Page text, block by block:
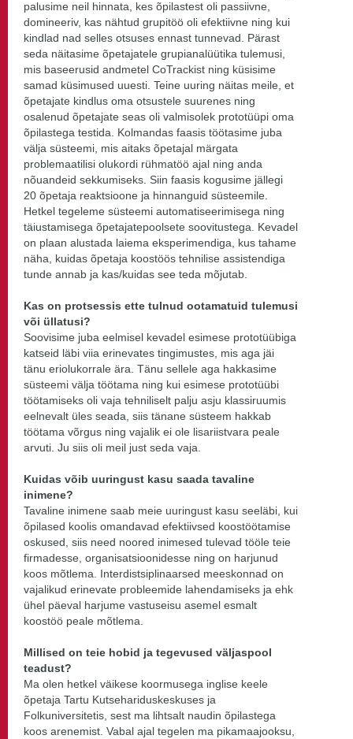
palusime neil hinnata, kes õpilastest oli passiivne,
domineeriv, kas nähtud grupitöö oli efektiivne ning kui
kindlad nad selles otsuses ennast tunnevad. Pärast
seda näitasime õpetajatele grupianalüütika tulemusi,
mis baseerusid andmetel CoTrackist ning küsisime
samad küsimused uuesti. Teine uuring näitas meile, et
õpetajate kindlus oma otsustele suurenes ning
osalenud õpetajate seas oli valmisolek prototüüpi oma
õpilastega testida. Kolmandas faasis töötasime juba
välja süsteemi, mis aitaks õpetajal märgata
problemaatilisi olukordi rühmatöö ajal ning anda
nõuandeid sekkumiseks. Siin faasis kogusime jällegi
20 õpetaja reaktsioone ja hinnanguid süsteemile.
Hetkel tegeleme süsteemi automatiseerimisega ning
täiustamisega õpetajatepoolsete soovitustega. Kevadel
on plaan alustada laiema eksperimendiga, kus tahame
näha, kuidas õpetaja koostöös tehnilise assistendiga
tunde annab ja kas/kuidas see teda mõjutab.
Kas on protsessis ette tulnud ootamatuid tulemusi
või üllatusi?
Soovisime juba eelmisel kevadel esimese prototüübiga
katseid läbi viia erinevates tingimustes, mis aga jäi
tänu eriolukorrale ära. Tänu sellele aga hakkasime
süsteemi välja töötama ning kui esimese prototüübi
töötamiseks oli vaja tehniliselt palju asju klassiruumis
eelnevalt üles seada, siis tänane süsteem hakkab
töötama võrgus ning vajalik ei ole lisariistvara peale
arvuti. Ju siis oli meil just seda vaja.
Kuidas võib uuringust kasu saada tavaline
inimene?
Tavaline inimene saab meie uuringust kasu seeläbi, kui
õpilased koolis omandavad efektiivsed koostöötamise
oskused, siis need noored inimesed tulevad tööle teie
firmadesse, organisatsioonidesse ning on harjunud
koos mõtlema. Interdistsiplinaarsed meeskonnad on
vajalikud erinevate probleemide lahendamiseks ja ehk
ühel päeval harjume vastuseisu asemel esmalt
koostöö peale mõtlema.
Millised on teie hobid ja tegevused väljaspool
teadust?
Ma olen hetkel väikese koormusega inglise keele
õpetaja Tartu Kutsehariduskeskuses ja
Folkuniversitetis, sest ma lihtsalt naudin õpilastega
koos arenemist. Vabal ajal tegelen ma pikamaajooksu,